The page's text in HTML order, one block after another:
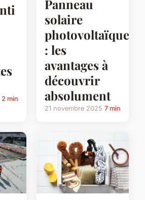
2 min
Panneau
solaire
photovoltaïque
: les
avantages à
découvrir
absolument
21 novembre 2025 7 min